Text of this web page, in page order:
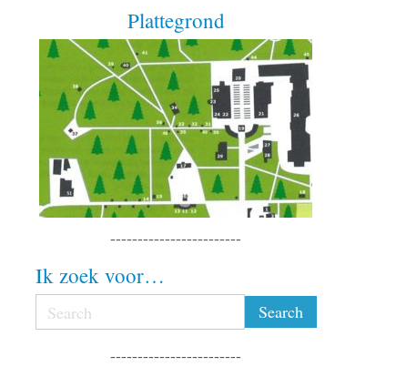
Plattegrond
------------------------
Ik zoek voor…
------------------------